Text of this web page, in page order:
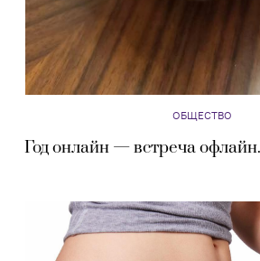
ОБЩЕСТВО
Год онлайн — встреча